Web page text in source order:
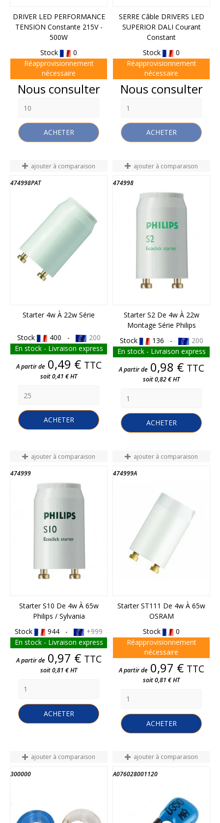
DRIVER LED PERFORMANCE
TENSION Constante 215V -
500W
Stock
0
Réapprovisionnement
nécessaire
Prix
Nous consulter
ACHETER
SERRE Câble DRIVERS LED
SUPERIOR DALI Courant
Constant
Stock
0
Réapprovisionnement
nécessaire
Prix
Nous consulter
ACHETER
ajouter à comparaison
474998PAT
Starter 4w À 22w Série
Stock 400 -
200
En stock - Livraison express
Prix
A partir de 0,49 € TTC
soit 0,41 € HT
ACHETER
ajouter à comparaison
474998
Starter S2 De 4w À 22w
Montage Série Philips
Stock
136 -
200
En stock - Livraison express
Prix
A partir de 0,98 € TTC
soit 0,82 € HT
ACHETER
ajouter à comparaison
474999
Starter S10 De 4w À 65w
Philips / Sylvania
Stock
944 -
+999
En stock - Livraison express
Prix
A partir de 0,97 € TTC
soit 0,81 € HT
ACHETER
ajouter à comparaison
474999A
Starter ST111 De 4w À 65w
OSRAM
Stock
0
Réapprovisionnement
nécessaire
Prix
A partir de 0,97 € TTC
soit 0,81 € HT
ACHETER
ajouter à comparaison
300000
ajouter à comparaison
A076028001120